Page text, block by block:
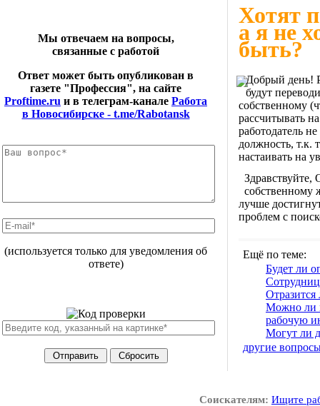
Мы отвечаем на вопросы,
связанные с работой
Ответ может быть опубликован в
газете "Профессия", на сайте
Proftime.ru и в телеграм-канале Работа
в Новосибирске - t.me/Rabotansk
(используется только для уведомления об
ответе)
Хотят
а я не
быть?
Добрый день!
будут
собственному
рассчитывать
работодатель
должность, т.к.
настаивать на
Здравствуйте,
собственному
лучше
проблем с
Ещё по теме:
Будет ли
Отразится
Можно ли
рабочую
Могут ли
другие
Соискателям: Ищите